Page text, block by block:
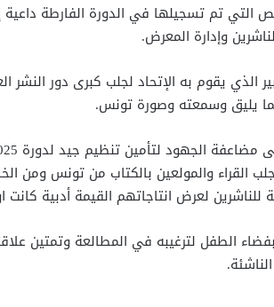
التي تم تسجيلها في الدورة الفارطة
وإدارة المعرض.
الذي يقوم به الإتحاد لجلب كبرى دور النشر
يليق وسمعته وصورة تونس.
القراء والمولعين بالكتاب من تونس ومن
لعرض انتاجاتهم القيمة أدبية كانت
الطفل لترغيبه في المطالعة وتمتين